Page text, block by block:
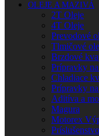
OLEJE A MAZIVÁ
2T Oleje
4T Oleje
Prevodové
Tlmičové
Brzdové
Prípravky
Chladiace
Prípravky
Aditíva a
Magura
Motorex
Príslušenstvo